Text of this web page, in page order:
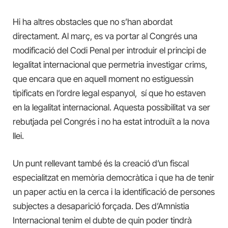
Hi ha altres obstacles que no s’han abordat
directament. Al març, es va portar al Congrés una
modificació del Codi Penal per introduir el principi de
legalitat internacional que permetria investigar crims,
que encara que en aquell moment no estiguessin
tipificats en l’ordre legal espanyol, sí que ho estaven
en la legalitat internacional. Aquesta possibilitat va ser
rebutjada pel Congrés i no ha estat introduït a la nova
llei.
Un punt rellevant també és la creació d’un fiscal
especialitzat en memòria democràtica i que ha de tenir
un paper actiu en la cerca i la identificació de persones
subjectes a desaparició forçada. Des d’Amnistia
Internacional tenim el dubte de quin poder tindrà